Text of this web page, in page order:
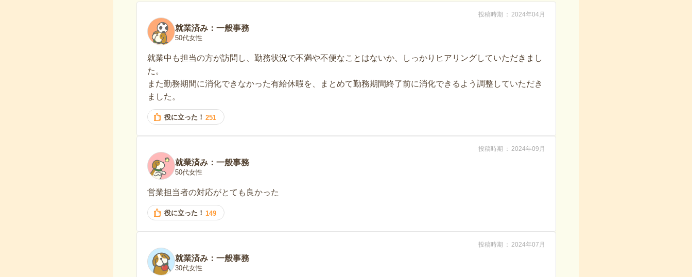
投稿時期 2024年04月
就業済み：一般事務
50代女性
就業中も担当の方が訪問し、勤務状況で不満や不便なことはないか、しっかりヒアリングしていただきまし
た。
また勤務期間に消化できなかった有給休暇を、まとめて勤務期間終了前に消化できるよう調整していただき
ました。
役に立った！ 251
投稿時期 2024年09月
就業済み：一般事務
50代女性
営業担当者の対応がとても良かった
役に立った！ 149
投稿時期 2024年07月
就業済み：一般事務
30代女性